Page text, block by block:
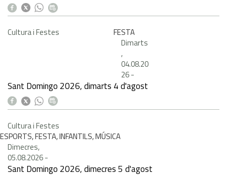
Cultura i Festes
FESTA
Dimarts
,
04.08.20
26-
Sant Domingo 2026, dimarts 4 d'agost
Cultura i Festes
ESPORTS, FESTA, INFANTILS, MÚSICA
Dimecres,
05.08.2026-
Sant Domingo 2026, dimecres 5 d'agost